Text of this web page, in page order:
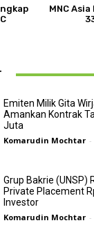
MNC
Emiten Milik Gita
Amankan Kontrak
Juta
Komarudin Mochtar -
Grup Bakrie (UNSP)
Private Placement
Investor
Komarudin Mochtar -